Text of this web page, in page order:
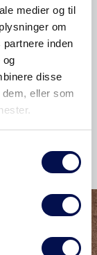
medier og til
om
inden
og
disse
eller som
at tænke